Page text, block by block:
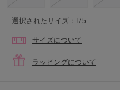
選択されたサイズ：I75
サイズについて
ラッピングについて